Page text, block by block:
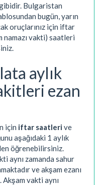
Bulgaristan
bugün, yarın
oruçlarınız için iftar
namazı vakti) saatleri
aylık
ezan
için iftar saatlerive
aşağıdaki 1 aylık
öğrenebilirsiniz.
aynı zamanda sahur
ve akşam ezanı
vakti aynı